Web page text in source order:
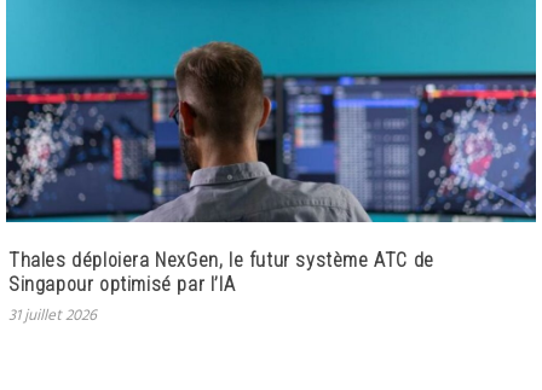
Thales déploiera NexGen, le futur système ATC de
Singapour optimisé par l’IA
31 juillet 2026